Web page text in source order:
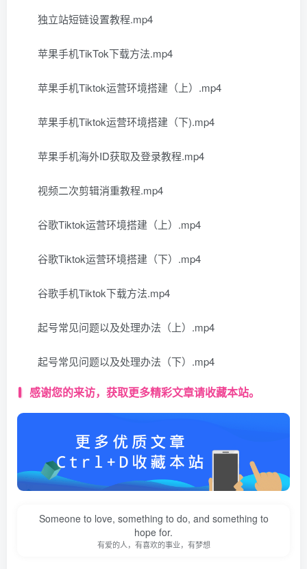
独立站短链设置教程.mp4
苹果手机TikTok下载方法.mp4
苹果手机Tiktok运营环境搭建（上）.mp4
苹果手机Tiktok运营环境搭建（下).mp4
苹果手机海外ID获取及登录教程.mp4
视频二次剪辑消重教程.mp4
谷歌Tiktok运营环境搭建（上）.mp4
谷歌Tiktok运营环境搭建（下）.mp4
谷歌手机Tiktok下载方法.mp4
起号常见问题以及处理办法（上）.mp4
起号常见问题以及处理办法（下）.mp4
感谢您的来访，获取更多精彩文章请收藏本站。
Someone to love, something to do, and something to
hope for.
有爱的人，有喜欢的事业，有梦想